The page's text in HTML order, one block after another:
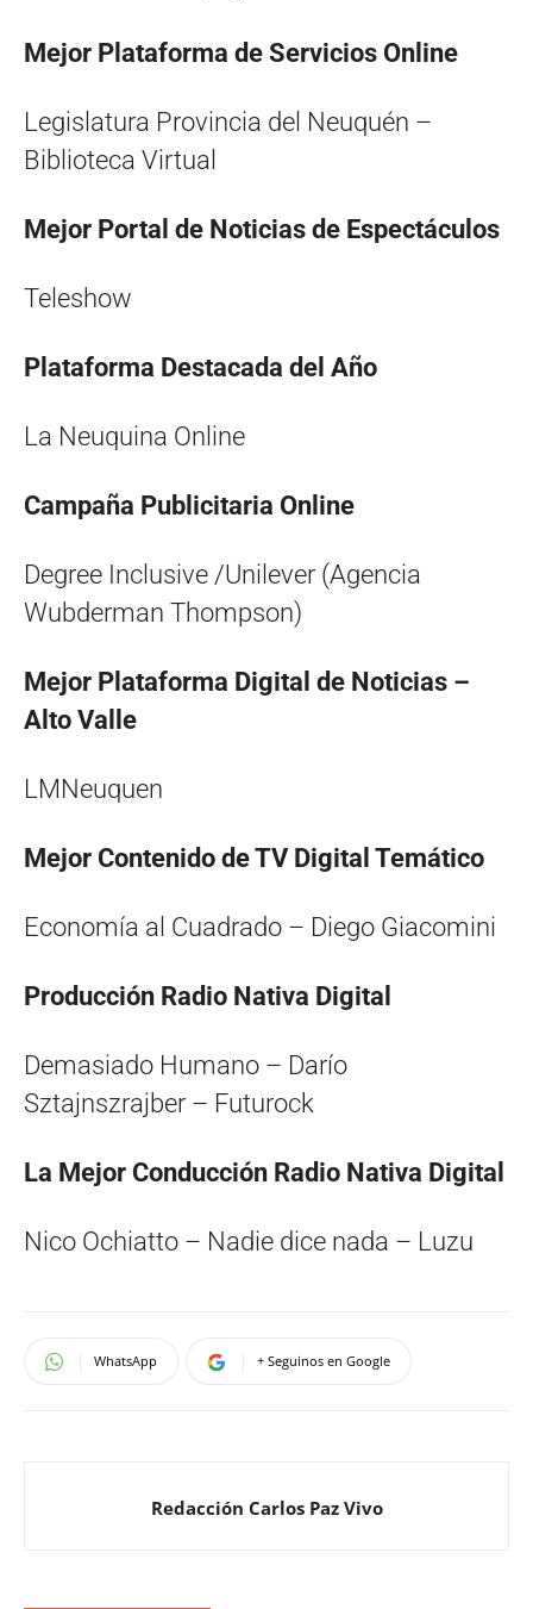
Mejor Plataforma de Servicios Online
Legislatura Provincia del Neuquén –
Biblioteca Virtual
Mejor Portal de Noticias de Espectáculos
Teleshow
Plataforma Destacada del Año
La Neuquina Online
Campaña Publicitaria Online
Degree Inclusive /Unilever (Agencia
Wubderman Thompson)
Mejor Plataforma Digital de Noticias –
Alto Valle
LMNeuquen
Mejor Contenido de TV Digital Temático
Economía al Cuadrado – Diego Giacomini
Producción Radio Nativa Digital
Demasiado Humano – Darío
Sztajnszrajber – Futurock
La Mejor Conducción Radio Nativa Digital
Nico Ochiatto – Nadie dice nada – Luzu
WhatsApp + Seguinos en Google
Redacción Carlos Paz Vivo